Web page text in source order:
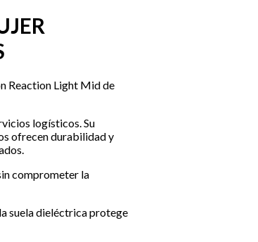
Reaction Light Mid de
logísticos. Su
ofrecen durabilidad y
comprometer la
suela dieléctrica protege